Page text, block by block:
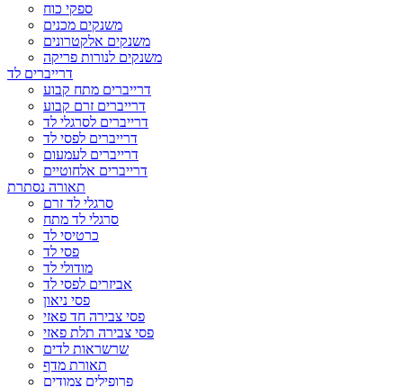
ספקי כוח
משנקים מכנים
משנקים אלקטרונים
משנקים לנורות פריקה
דרייברים לד
דרייברים מתח קבוע
דרייברים זרם קבוע
דרייברים לסרגלי לד
דרייברים לפסי לד
דרייברים לעמעום
דרייברים אלחוטיים
תאורה נסתרת
סרגלי לד זרם
סרגלי לד מתח
כרטיסי לד
פסי לד
מודולי לד
אביזרים לפסי לד
פסי ניאון
פסי צבירה חד פאזי
פסי צבירה תלת פאזי
שרשראות לדים
תאורת מדף
פרופילים צמודים